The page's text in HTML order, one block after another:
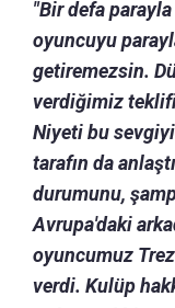
"Bir defa
oyuncuyu
getiremezsin.
verdiğimiz
Niyeti bu sevgiyi
tarafın da
durumunu,
Avrupa'daki
oyuncumuz
verdi. Kulüp